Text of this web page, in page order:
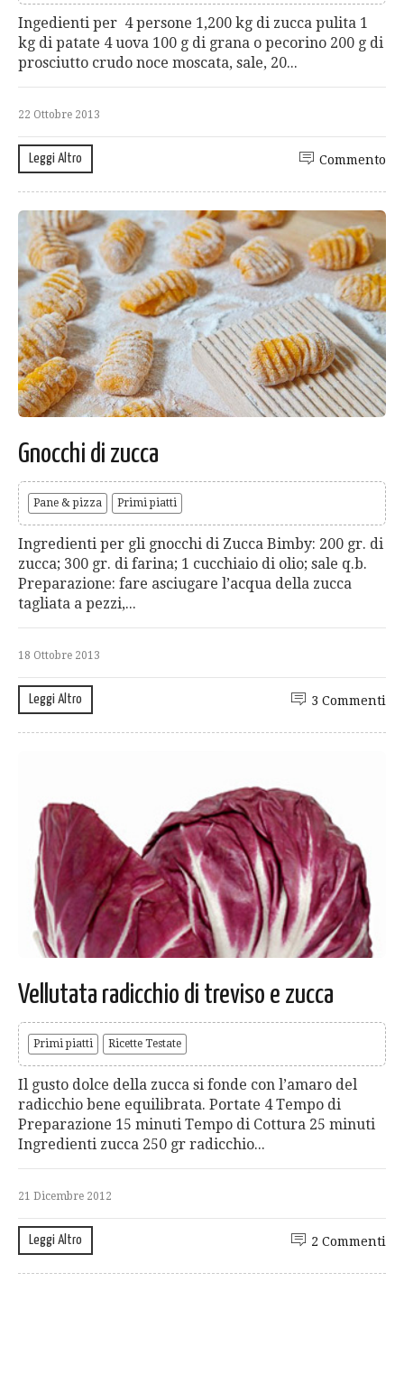
Ingedienti per 4 persone 1,200 kg di zucca pulita 1
kg di patate 4 uova 100 g di grana o pecorino 200 g di
prosciutto crudo noce moscata, sale, 20...
22 Ottobre 2013
Leggi Altro Commento
Gnocchi di zucca
Pane & pizza Primi piatti
Ingredienti per gli gnocchi di Zucca Bimby: 200 gr. di
zucca; 300 gr. di farina; 1 cucchiaio di olio; sale q.b.
Preparazione: fare asciugare l’acqua della zucca
tagliata a pezzi,...
18 Ottobre 2013
Leggi Altro 3 Commenti
Vellutata radicchio di treviso e zucca
Primi piatti Ricette Testate
Il gusto dolce della zucca si fonde con l’amaro del
radicchio bene equilibrata. Portate 4 Tempo di
Preparazione 15 minuti Tempo di Cottura 25 minuti
Ingredienti zucca 250 gr radicchio...
21 Dicembre 2012
Leggi Altro 2 Commenti